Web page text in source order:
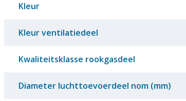
Kleur
Kleur ventilatiedeel
Kwaliteitsklasse rookgasdeel
Diameter luchttoevoerdeel nom (mm)